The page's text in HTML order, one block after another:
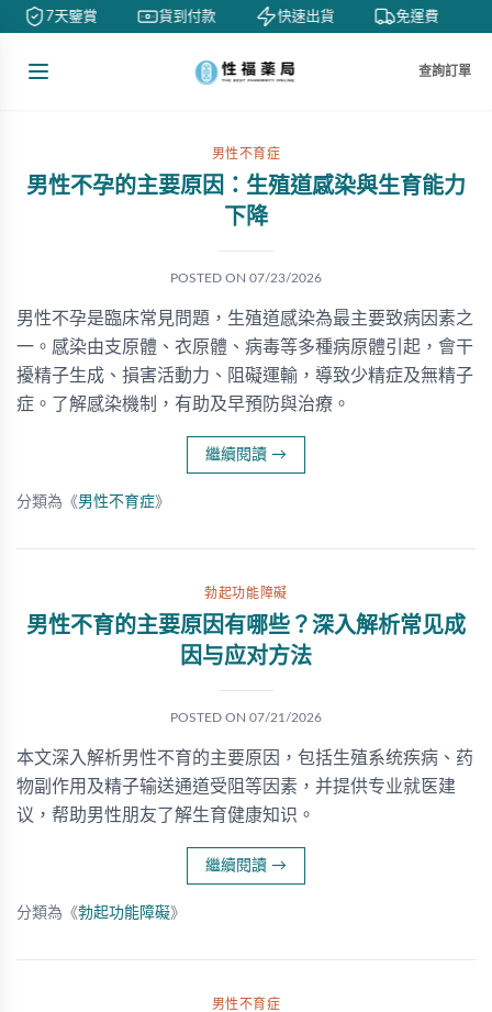
7天鑒賞 貨到付款 快速出貨 免運費
查詢訂單
男性不育症
男性不孕的主要原因：生殖道感染與生育能力
下降
POSTED ON 07/23/2026
男性不孕是臨床常見問題，生殖道感染為最主要致病因素之
一。感染由支原體、衣原體、病毒等多種病原體引起，會干
擾精子生成、損害活動力、阻礙運輸，導致少精症及無精子
症。了解感染機制，有助及早預防與治療。
繼續閱讀 →
分類為《男性不育症》
勃起功能障礙
男性不育的主要原因有哪些？深入解析常见成
因与应对方法
POSTED ON 07/21/2026
本文深入解析男性不育的主要原因，包括生殖系统疾病、药
物副作用及精子输送通道受阻等因素，并提供专业就医建
议，帮助男性朋友了解生育健康知识。
繼續閱讀 →
分類為《勃起功能障礙》
男性不育症